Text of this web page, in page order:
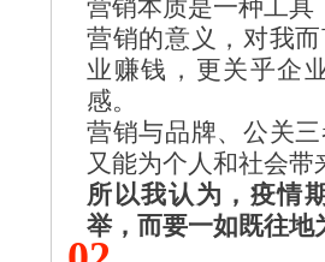
营销本质是一种工具
营销的意义，对我
业赚钱，更关乎企
感。
营销与品牌、公关
又能为个人和社会带
所以我认为，疫情
举，而要一如既往地